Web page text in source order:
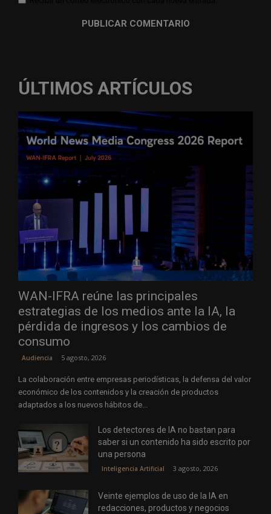
ÚLTIMOS ARTÍCULOS
WAN-IFRA reúne las principales
estrategias de los medios ante la IA, la
pérdida de ingresos y los cambios de
consumo
Audiencia 5 agosto, 2026
La colaboración entre empresas periodísticas, la defensa del valor
económico de los contenidos y la creación de productos
adaptados a los nuevos hábitos de...
Los detectores de IA no bastan para
saber si un contenido ha sido escrito por
una persona
Inteligencia Artificial 3 agosto, 2026
Veinte ejemplos de uso de la IA en
redacciones, productos y negocios